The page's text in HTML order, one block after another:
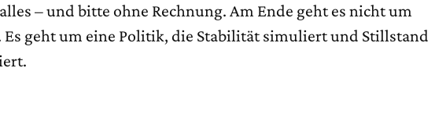
– und bitte ohne Rechnung. Am Ende geht es nicht um
Es geht um eine Politik, die Stabilität simuliert und Stillstand